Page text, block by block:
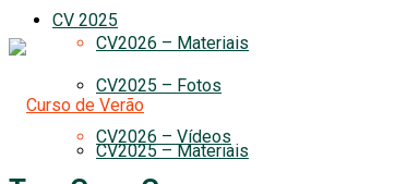
CV 2025
CV2025 – Fotos
CV2025 – Materiais
CV2026 – Materiais
CV2026 – Vídeos